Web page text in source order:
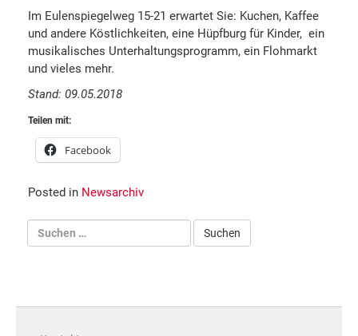
Im Eulenspiegelweg 15-21 erwartet Sie: Kuchen, Kaffee
und andere Köstlichkeiten, eine Hüpfburg für Kinder, ein
musikalisches Unterhaltungsprogramm, ein Flohmarkt
und vieles mehr.
Stand: 09.05.2018
Teilen mit:
Facebook
Posted in Newsarchiv